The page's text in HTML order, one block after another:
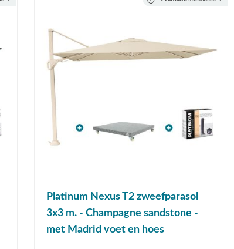
Platinum Nexus T2 zweefparasol
3x3 m. - Champagne sandstone -
met Madrid voet en hoes